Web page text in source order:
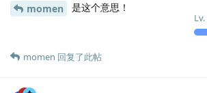
Lv.
momen 是这个意思！
momen 回复了此帖